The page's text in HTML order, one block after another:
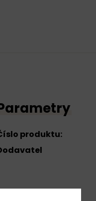
produktu: